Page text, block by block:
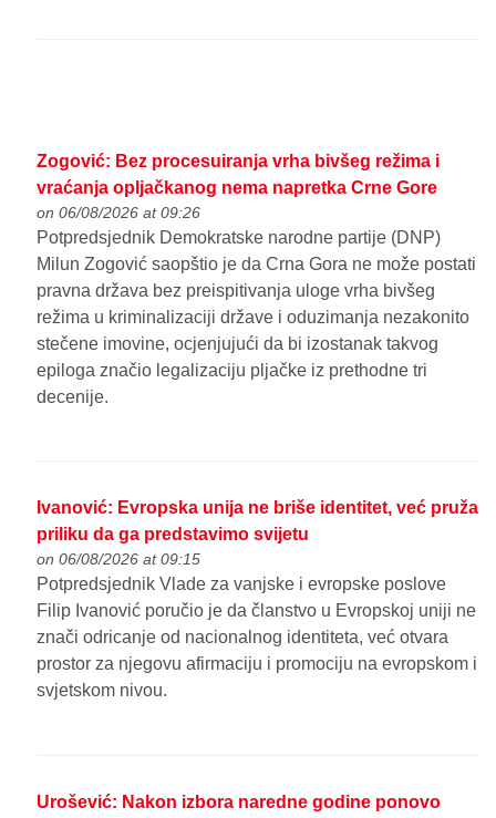
Zogović: Bez procesuiranja vrha bivšeg režima i
vraćanja opljačkanog nema napretka Crne Gore
on 06/08/2026 at 09:26
Potpredsjednik Demokratske narodne partije (DNP)
Milun Zogović saopštio je da Crna Gora ne može postati
pravna država bez preispitivanja uloge vrha bivšeg
režima u kriminalizaciji države i oduzimanja nezakonito
stečene imovine, ocjenjujući da bi izostanak takvog
epiloga značio legalizaciju pljačke iz prethodne tri
decenije.
Ivanović: Evropska unija ne briše identitet, već pruža
priliku da ga predstavimo svijetu
on 06/08/2026 at 09:15
Potpredsjednik Vlade za vanjske i evropske poslove
Filip Ivanović poručio je da članstvo u Evropskoj uniji ne
znači odricanje od nacionalnog identiteta, već otvara
prostor za njegovu afirmaciju i promociju na evropskom i
svjetskom nivou.
Urošević: Nakon izbora naredne godine ponovo